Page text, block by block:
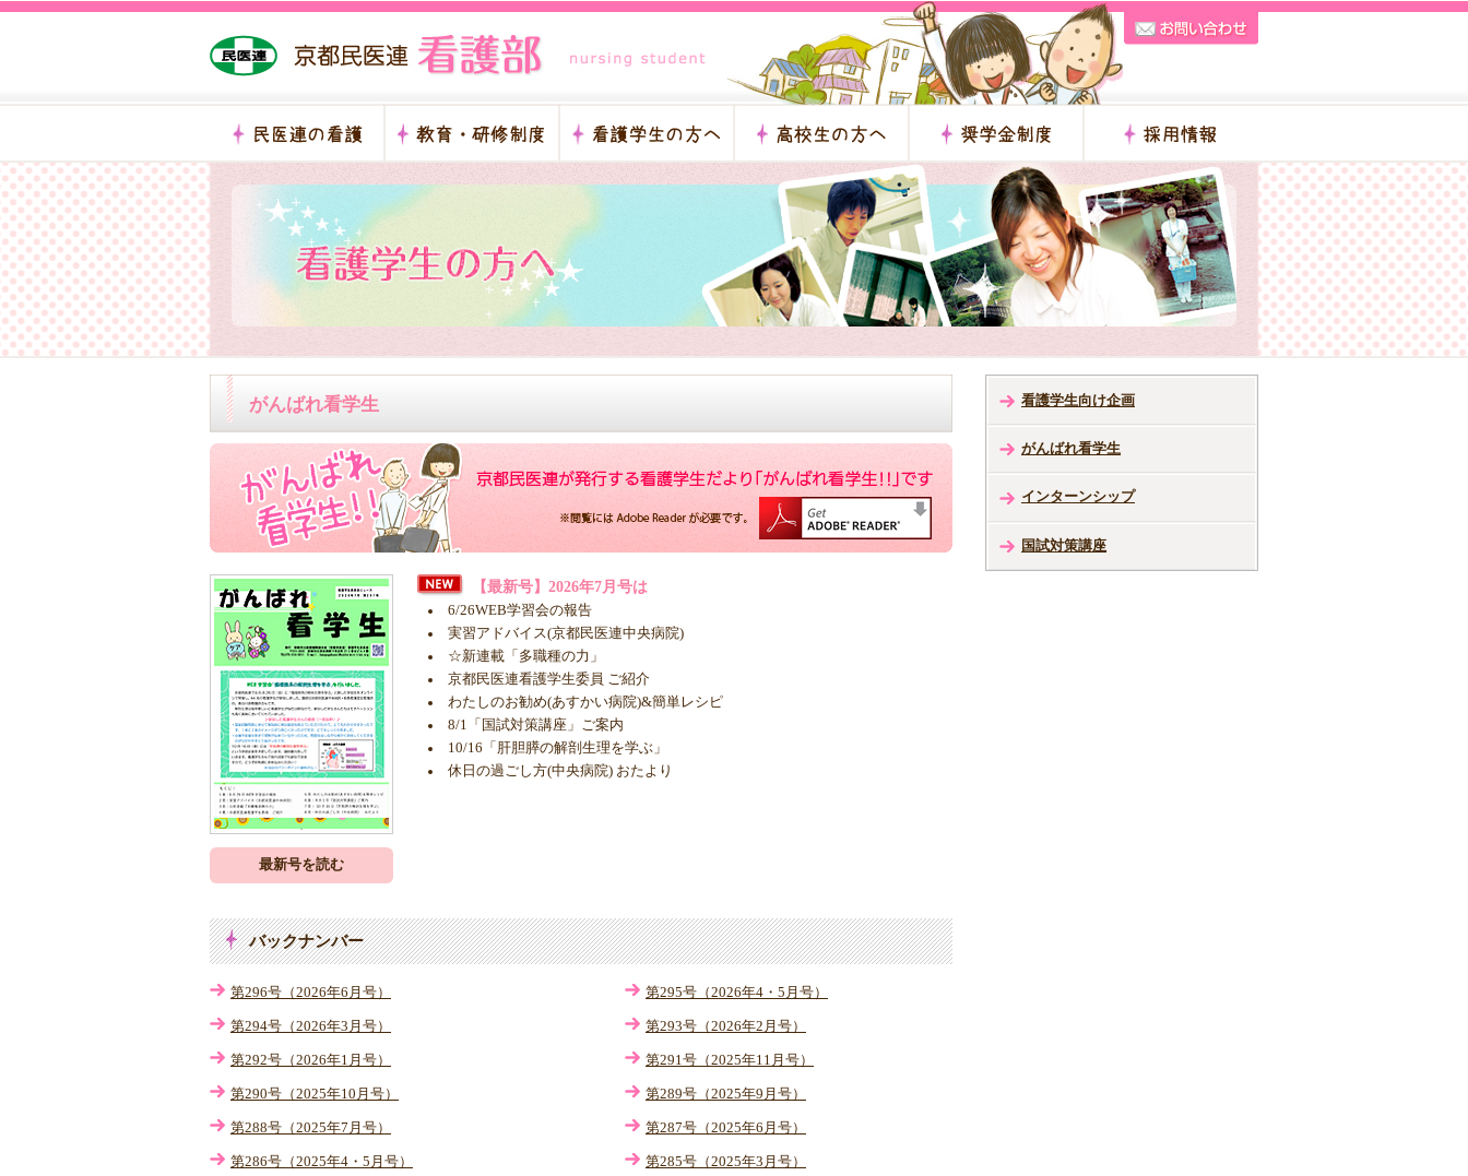
がんばれ看学生
最新号を読む
【最新号】2026年7月号は
6/26WEB学習会の報告
実習アドバイス(京都民医連中央病院)
☆新連載「多職種の力」
京都民医連看護学生委員 ご紹介
わたしのお勧め(あすかい病院)&簡単レシピ
8/1「国試対策講座」ご案内
10/16「肝胆膵の解剖生理を学ぶ」
休日の過ごし方(中央病院) おたより
バックナンバー
第296号（2026年6月号） 第295号（2026年4・5月号）
第294号（2026年3月号） 第293号（2026年2月号）
第292号（2026年1月号） 第291号（2025年11月号）
第290号（2025年10月号） 第289号（2025年9月号）
第288号（2025年7月号） 第287号（2025年6月号）
第286号（2025年4・5月号） 第285号（2025年3月号）
看護学生向け企画
がんばれ看学生
インターンシップ
国試対策講座